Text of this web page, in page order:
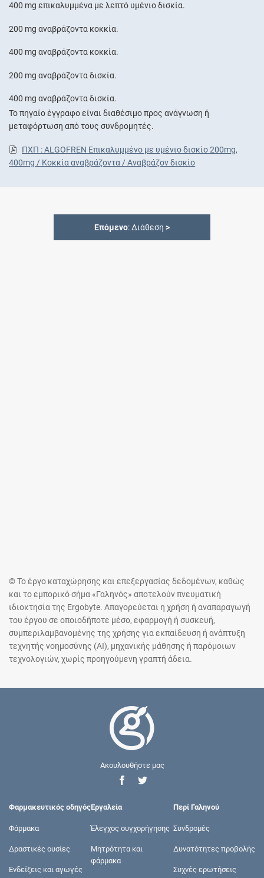
400 mg επικαλυμμένα με λεπτό υμένιο δισκία.
200 mg αναβράζοντα κοκκία.
400 mg αναβράζοντα κοκκία.
200 mg αναβράζοντα δισκία.
400 mg αναβράζοντα δισκία.
Το πηγαίο έγγραφο είναι διαθέσιμο προς ανάγνωση ή
μεταφόρτωση από τους συνδρομητές.
ΠΧΠ : ALGOFREN Επικαλυμμένο με υμένιο δισκίο 200mg,
400mg / Κοκκία αναβράζοντα / Αναβράζον δισκίο
Επόμενο: Διάθεση >
© Το έργο καταχώρησης και επεξεργασίας δεδομένων, καθώς
και το εμπορικό σήμα «Γαληνός» αποτελούν πνευματική
ιδιοκτησία της Ergobyte. Απαγορεύεται η χρήση ή αναπαραγωγή
του έργου σε οποιοδήποτε μέσο, εφαρμογή ή συσκευή,
συμπεριλαμβανομένης της χρήσης για εκπαίδευση ή ανάπτυξη
τεχνητής νοημοσύνης (AI), μηχανικής μάθησης ή παρόμοιων
τεχνολογιών, χωρίς προηγούμενη γραπτή άδεια.
Ακουλουθήστε μας
Φαρμακευτικός οδηγός
Φάρμακα
Δραστικές ουσίες
Ενδείξεις και αγωγές
Εργαλεία
Έλεγχος συγχορήγησης
Μητρότητα και
φάρμακα
Περί Γαληνού
Συνδρομές
Δυνατότητες προβολής
Συχνές ερωτήσεις